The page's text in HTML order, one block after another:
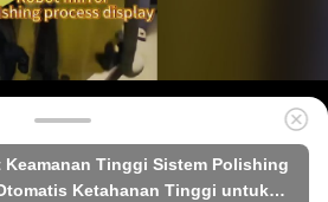
Keamanan Tinggi Sistem Polishing
Ketahanan Tinggi untuk